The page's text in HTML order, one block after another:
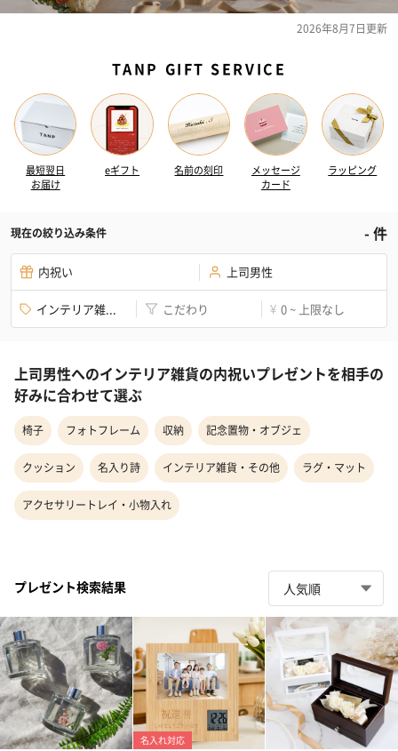
2026年8月7日更新
TANP GIFT SERVICE
最短翌日
お届け
eギフト 名前の刻印
メッセージ
カード
ラッピング
現在の絞り込み条件 -件
内祝い 上司男性
インテリア雑... こだわり ¥ 0 ~ 上限なし
上司男性へのインテリア雑貨の内祝いプレゼントを相手の
好みに合わせて選ぶ
椅子 フォトフレーム 収納 記念置物・オブジェ
クッション 名入り詩 インテリア雑貨・その他 ラグ・マット
アクセサリートレイ・小物入れ
プレゼント検索結果